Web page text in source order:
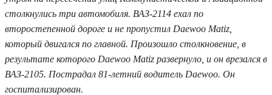
столкнулись три автомобиля. ВАЗ-2114 ехал по
второстепенной дороге и не пропустил Daewoo Matiz,
который двигался по главной. Произошло столкновение, в
результате которого Daewoo Matiz развернуло, и он врезался в
ВАЗ-2105. Пострадал 81-летний водитель Daewoo. Он
госпитализирован.